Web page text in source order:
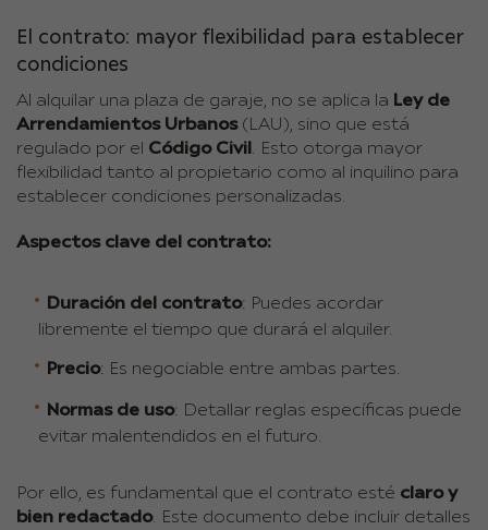
El contrato: mayor flexibilidad para establecer
condiciones
Al alquilar una plaza de garaje, no se aplica la Ley de
Arrendamientos Urbanos(LAU), sino que está
regulado por el Código Civil
. Esto otorga mayor
flexibilidad tanto al propietario como al inquilino para
establecer condiciones personalizadas.
Aspectos clave del contrato:
Duración del contrato: Puedes acordar
libremente el tiempo que durará el alquiler.
Precio: Es negociable entre ambas partes.
Normas de uso: Detallar reglas específicas puede
evitar malentendidos en el futuro.
Por ello, es fundamental que el contrato esté claro y
bien redactado. Este documento debe incluir detalles